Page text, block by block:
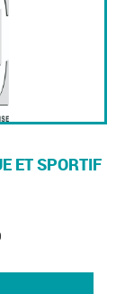
ET SPORTIF